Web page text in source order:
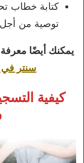
كتابة خطاب
توصية من
يمكنك أيضًا
سنتر في
كيفية